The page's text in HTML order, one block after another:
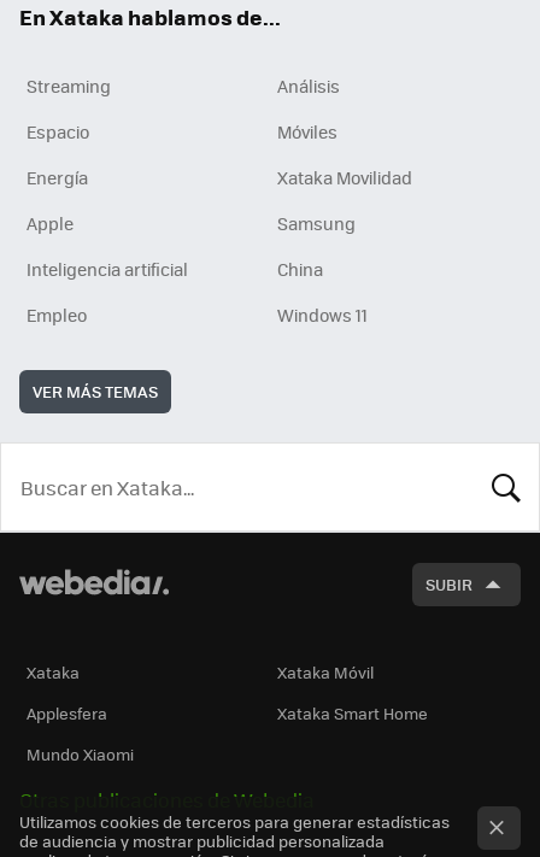
En Xataka hablamos de...
Streaming
Análisis
Espacio
Móviles
Energía
Xataka Movilidad
Apple
Samsung
Inteligencia artificial
China
Empleo
Windows 11
VER MÁS TEMAS
SUBIR
Xataka
Xataka Móvil
Applesfera
Xataka Smart Home
Mundo Xiaomi
Otras publicaciones de Webedia
Utilizamos cookies de terceros para generar estadísticas
de audiencia y mostrar publicidad personalizada